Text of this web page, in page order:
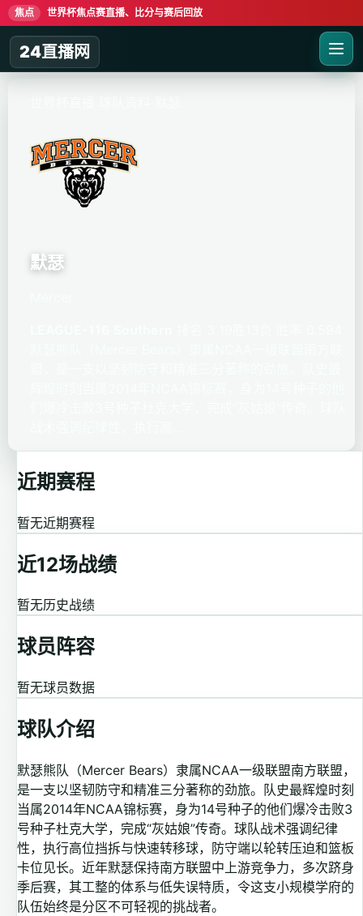
焦点 世界杯焦点赛直播、比分与赛后回放
24直播网
默瑟
近期赛程
暂无近期赛程
近12场战绩
暂无历史战绩
球员阵容
暂无球员数据
球队介绍
默瑟熊队（Mercer Bears）隶属NCAA一级联盟南方联盟，
是一支以坚韧防守和精准三分著称的劲旅。队史最辉煌时刻
当属2014年NCAA锦标赛，身为14号种子的他们爆冷击败3
号种子杜克大学，完成“灰姑娘”传奇。球队战术强调纪律
性，执行高位挡拆与快速转移球，防守端以轮转压迫和篮板
卡位见长。近年默瑟保持南方联盟中上游竞争力，多次跻身
季后赛，其工整的体系与低失误特质，令这支小规模学府的
队伍始终是分区不可轻视的挑战者。